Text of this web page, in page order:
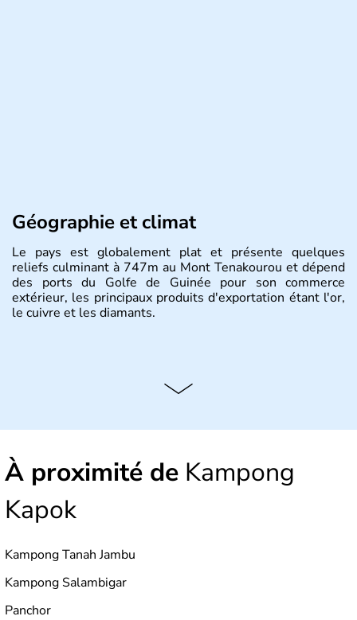
Géographie et climat
Le pays est globalement plat et présente quelques
reliefs culminant à 747m au Mont Tenakourou et dépend
des ports du Golfe de Guinée pour son commerce
extérieur, les principaux produits d'exportation étant l'or,
le cuivre et les diamants.
À proximité de Kampong
Kapok
Kampong Tanah Jambu
Kampong Salambigar
Panchor